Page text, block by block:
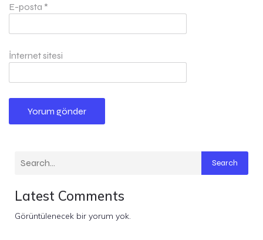
E-posta *
İnternet sitesi
Search
Latest Comments
Görüntülenecek bir yorum yok.